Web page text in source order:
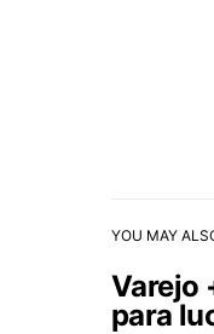
YOU MAY
Varejo
para